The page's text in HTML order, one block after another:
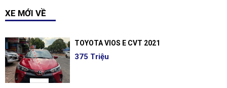
XE MỚI VỀ
TOYOTA VIOS E CVT 2021
375 Triệu